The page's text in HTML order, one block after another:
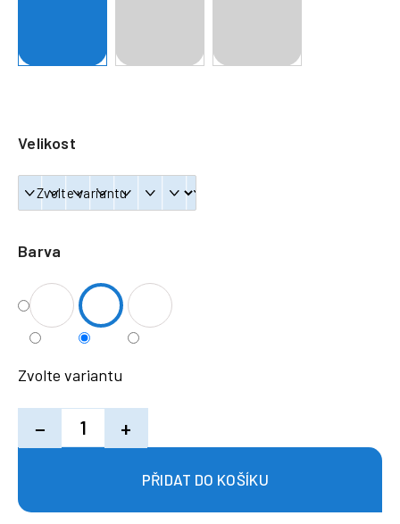
Barva
Velikost
Zvolte variantu
+
−
í